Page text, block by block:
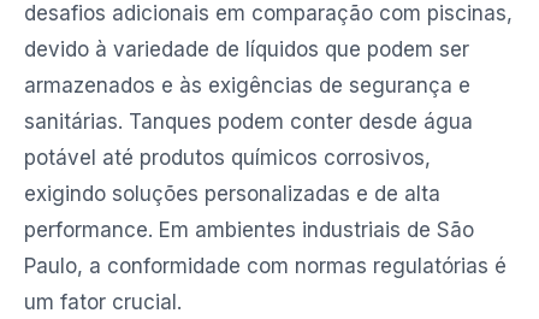
desafios adicionais em comparação com piscinas,
devido à variedade de líquidos que podem ser
armazenados e às exigências de segurança e
sanitárias. Tanques podem conter desde água
potável até produtos químicos corrosivos,
exigindo soluções personalizadas e de alta
performance. Em ambientes industriais de São
Paulo, a conformidade com normas regulatórias é
um fator crucial.